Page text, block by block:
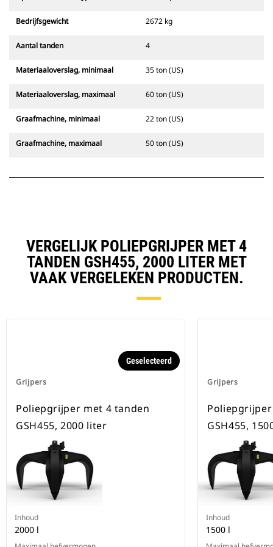
Bedrijfsgewicht 2672 kg
Aantal tanden 4
Materiaaloverslag, minimaal 35 ton (US)
Materiaaloverslag, maximaal 60 ton (US)
Graafmachine, minimaal 22 ton (US)
Graafmachine, maximaal 50 ton (US)
VERGELIJK POLIEPGRIJPER MET 4
TANDEN GSH455, 2000 LITER MET
VAAK VERGELEKEN PRODUCTEN.
Grijpers
Geselecteerd
Poliepgrijper met 4 tanden
GSH455, 2000 liter
Inhoud
2000 l
Grijpers
GSH455,
Inhoud
1500 l